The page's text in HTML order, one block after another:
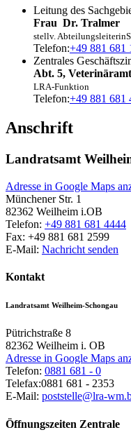
Leitung des
Frau Dr. Tralmer
stellv. Abteilungsleiterin
Telefon:+49 881 681
Zentrales
Abt. 5,
LRA-Funktion
Telefon:+49 881 681
Anschrift
Landratsamt
Adresse in Google Maps
Münchener Str. 1
82362 Weilheim i.OB
Telefon: +49 881 681 4444
Fax: +49 881 681 2599
E-Mail: Nachricht senden
Kontakt
Landratsamt Weilheim-Schongau
Pütrichstraße 8
82362 Weilheim i. OB
Adresse in Google Maps
Telefon: 0881 681 - 0
Telefax:0881 681 - 2353
E-Mail: poststelle@lra-
Öffnungszeiten Zentrale